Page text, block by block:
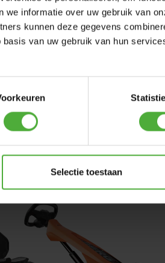
we informatie over uw gebruik van
kunnen deze gegevens
van uw gebruik van hun
Selectie toestaan
bezorgd